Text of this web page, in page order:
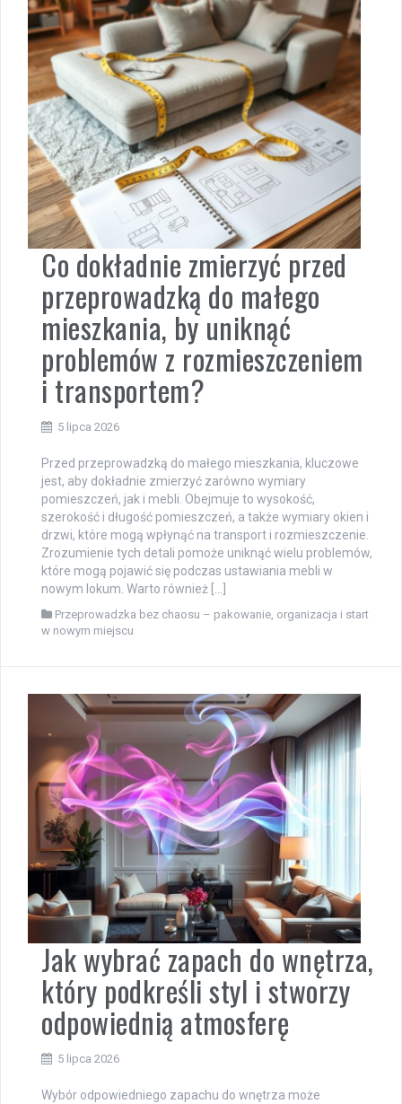
Co dokładnie zmierzyć przed
przeprowadzką do małego
mieszkania, by uniknąć
problemów z rozmieszczeniem
i transportem?
5 lipca 2026
Przed przeprowadzką do małego mieszkania, kluczowe
jest, aby dokładnie zmierzyć zarówno wymiary
pomieszczeń, jak i mebli. Obejmuje to wysokość,
szerokość i długość pomieszczeń, a także wymiary okien i
drzwi, które mogą wpłynąć na transport i rozmieszczenie.
Zrozumienie tych detali pomoże uniknąć wielu problemów,
które mogą pojawić się podczas ustawiania mebli w
nowym lokum. Warto również […]
Przeprowadzka bez chaosu – pakowanie, organizacja i start
w nowym miejscu
Jak wybrać zapach do wnętrza,
który podkreśli styl i stworzy
odpowiednią atmosferę
5 lipca 2026
Wybór odpowiedniego zapachu do wnętrza może